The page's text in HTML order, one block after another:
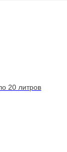
20 литров